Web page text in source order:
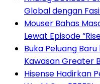
Global dengan
Mouser Bahas
Lewat Episode
Buka Peluang
Kawasan Greater
Hisense Hadirkan